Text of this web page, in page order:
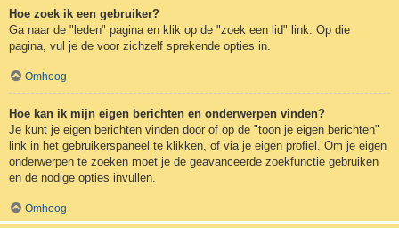
Hoe zoek ik een gebruiker?
Ga naar de "leden" pagina en klik op de "zoek een lid" link. Op die
pagina, vul je de voor zichzelf sprekende opties in.
Omhoog
Hoe kan ik mijn eigen berichten en onderwerpen vinden?
Je kunt je eigen berichten vinden door of op de "toon je eigen berichten"
link in het gebruikerspaneel te klikken, of via je eigen profiel. Om je eigen
onderwerpen te zoeken moet je de geavanceerde zoekfunctie gebruiken
en de nodige opties invullen.
Omhoog